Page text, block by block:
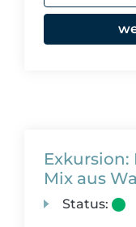
Mix aus
Status: